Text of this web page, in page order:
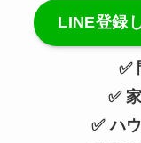
LINE登録
✅
✅
✅ ハ